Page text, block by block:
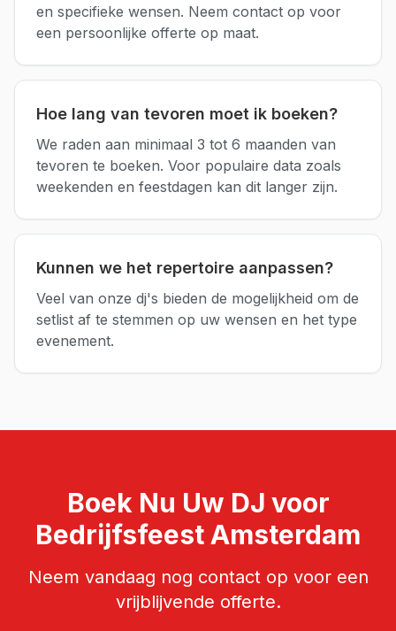
en specifieke wensen. Neem contact op voor
een persoonlijke offerte op maat.
Hoe lang van tevoren moet ik boeken?
We raden aan minimaal 3 tot 6 maanden van
tevoren te boeken. Voor populaire data zoals
weekenden en feestdagen kan dit langer zijn.
Kunnen we het repertoire aanpassen?
Veel van onze dj's bieden de mogelijkheid om de
setlist af te stemmen op uw wensen en het type
evenement.
Boek Nu Uw DJ voor
BedrijfsfeestAmsterdam
Neem vandaag nog contact op voor een
vrijblijvende offerte.